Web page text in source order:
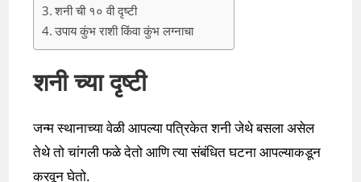
शनी ची १० वी दृष्टी
उपाय कुंभ राशी किंवा कुंभ लग्नाचा
शनी च्या दृष्टी
जन्म स्थानाच्या वेळी आपल्या पत्रिकेत शनी जेथे बसला असेल
तेथे तो चांगली फळे देतो आणि त्या संबंधित घटना आपल्याकडून
करवून घेतो.